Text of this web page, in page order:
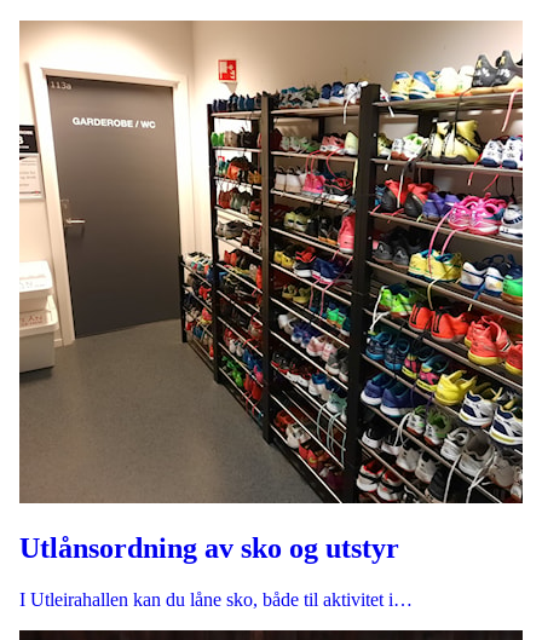
Utlånsordning av sko og utstyr
I Utleirahallen kan du låne sko, både til aktivitet i…